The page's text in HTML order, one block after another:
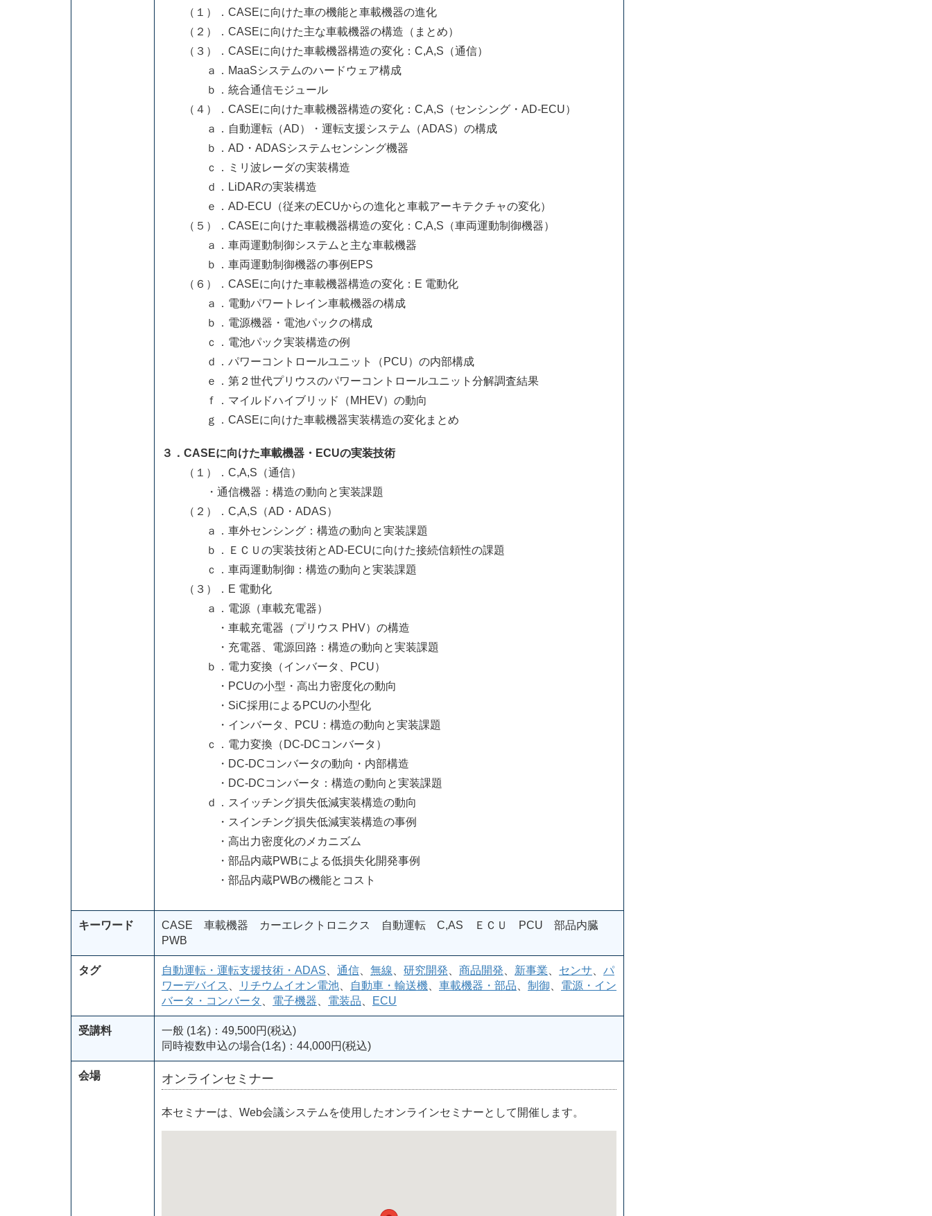
（１）．CASEに向けた車の機能と車載機器の進化
（２）．CASEに向けた主な車載機器の構造（まとめ）
（３）．CASEに向けた車載機器構造の変化：C,A,S（通信）
ａ．MaaSシステムのハードウェア構成
ｂ．統合通信モジュール
（４）．CASEに向けた車載機器構造の変化：C,A,S（センシング・AD-ECU）
ａ．自動運転（AD）・運転支援システム（ADAS）の構成
ｂ．AD・ADASシステムセンシング機器
ｃ．ミリ波レーダの実装構造
ｄ．LiDARの実装構造
ｅ．AD-ECU（従来のECUからの進化と車載アーキテクチャの変化）
（５）．CASEに向けた車載機器構造の変化：C,A,S（車両運動制御機器）
ａ．車両運動制御システムと主な車載機器
ｂ．車両運動制御機器の事例EPS
（６）．CASEに向けた車載機器構造の変化：E 電動化
ａ．電動パワートレイン車載機器の構成
ｂ．電源機器・電池パックの構成
ｃ．電池パック実装構造の例
ｄ．パワーコントロールユニット（PCU）の内部構成
ｅ．第２世代プリウスのパワーコントロールユニット分解調査結果
ｆ．マイルドハイブリッド（MHEV）の動向
ｇ．CASEに向けた車載機器実装構造の変化まとめ
３．CASEに向けた車載機器・ECUの実装技術
（１）．C,A,S（通信）
・通信機器：構造の動向と実装課題
（２）．C,A,S（AD・ADAS）
ａ．車外センシング：構造の動向と実装課題
ｂ．ＥＣＵの実装技術とAD-ECUに向けた接続信頼性の課題
ｃ．車両運動制御：構造の動向と実装課題
（３）．E 電動化
ａ．電源（車載充電器）
・車載充電器（プリウス PHV）の構造
・充電器、電源回路：構造の動向と実装課題
ｂ．電力変換（インバータ、PCU）
・PCUの小型・高出力密度化の動向
・SiC採用によるPCUの小型化
・インバータ、PCU：構造の動向と実装課題
ｃ．電力変換（DC-DCコンバータ）
・DC-DCコンバータの動向・内部構造
・DC-DCコンバータ：構造の動向と実装課題
ｄ．スイッチング損失低減実装構造の動向
・スインチング損失低減実装構造の事例
・高出力密度化のメカニズム
・部品内蔵PWBによる低損失化開発事例
・部品内蔵PWBの機能とコスト
キーワード
CASE 車載機器 カーエレクトロニクス 自動運転 C,AS ＥＣＵ PCU 部品内臓
PWB
タグ 自動運転・運転支援技術・ADAS 通信 無線 研究開発 商品開発 新事業 センサ
パ
ワーデバイス
リチウムイオン電池 自動車・輸送機 車載機器・部品 制御
電源・イン
バータ・コンバータ
電子機器 電装品 ECU
受講料
一般 (1名)：49,500円(税込)
同時複数申込の場合(1名)：44,000円(税込)
会場 オンラインセミナー
本セミナーは、Web会議システムを使用したオンラインセミナーとして開催します。